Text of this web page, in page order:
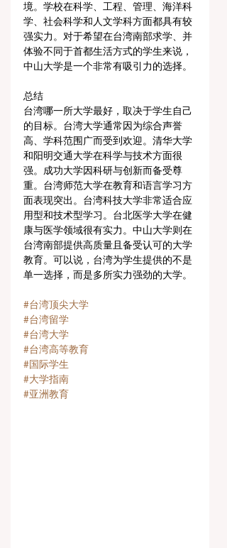
境。学校在科学、工程、管理、海洋科
学、社会科学和人文学科方面都具有较
强实力。对于希望在台湾南部求学、并
体验不同于首都生活方式的学生来说，
中山大学是一个非常有吸引力的选择。
总结
台湾哪一所大学最好，取决于学生自己
的目标。台湾大学通常因为综合声誉
高、学科范围广而受到欢迎。清华大学
和阳明交通大学在科学与技术方面很
强。成功大学因科研与创新而备受尊
重。台湾师范大学在教育和语言学习方
面表现突出。台湾科技大学非常适合应
用型和技术型学习。台北医学大学在健
康与医学领域很有实力。中山大学则在
台湾南部提供高质量且备受认可的大学
教育。可以说，台湾为学生提供的不是
单一选择，而是多所实力强劲的大学。
#台湾顶尖大学
#台湾留学
#台湾大学
#台湾高等教育
#国际学生
#大学指南
#亚洲教育